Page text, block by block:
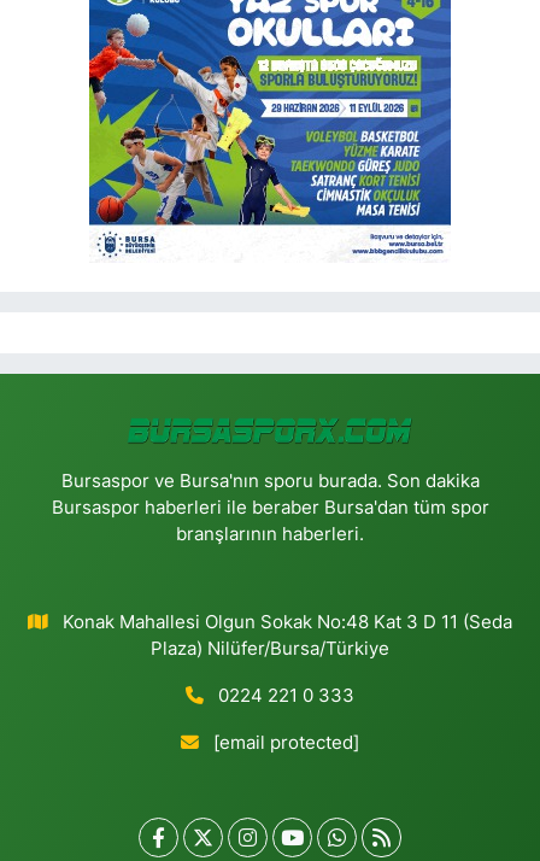
Bursaspor ve Bursa'nın sporu burada. Son dakika
Bursaspor haberleri ile beraber Bursa'dan tüm spor
branşlarının haberleri.
Konak Mahallesi Olgun Sokak No:48 Kat 3 D 11 (Seda
Plaza) Nilüfer/Bursa/Türkiye
0224 221 0 333
[email protected]